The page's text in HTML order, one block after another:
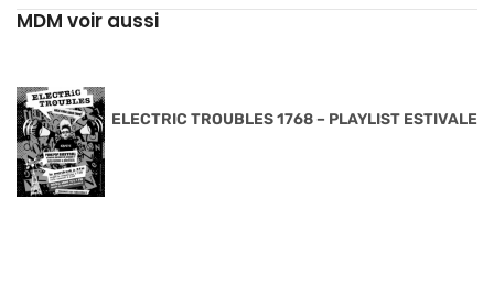
MDM voir aussi
ELECTRIC TROUBLES 1768 – PLAYLIST ESTIVALE